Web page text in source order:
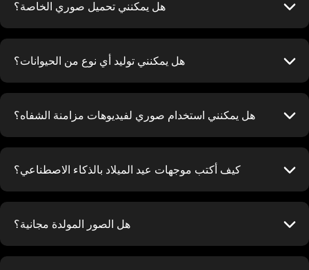
هل يمكنني تحميل صوري الخاصة؟
هل يمكنني توليد أي نوع من الحيوانات؟
هل يمكنني استخدام صوري لفيديوهات مزامنة الشفاه؟
كيف أكتب موجهات عيد الميلاد بالذكاء الاصطناعي؟
هل الصور المولدة مجانية؟